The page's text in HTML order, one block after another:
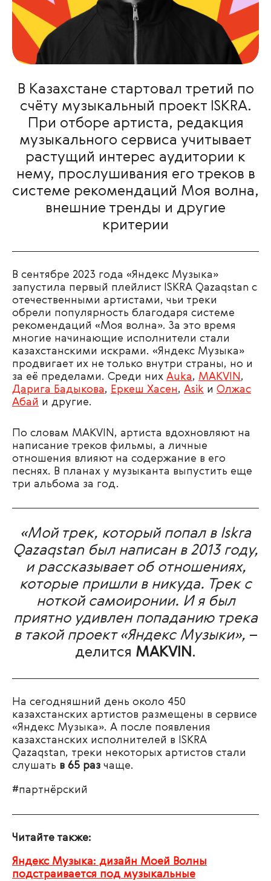
В Казахстане стартовал третий по
счёту музыкальный проект ISKRA.
При отборе артиста, редакция
музыкального сервиса учитывает
растущий интерес аудитории к
нему, прослушивания его треков в
системе рекомендаций Моя волна,
внешние тренды и другие
критерии
В сентябре 2023 года «Яндекс Музыка»
запустила первый плейлист ISKRA Qazaqstan с
отечественными артистами, чьи треки
обрели популярность благодаря системе
рекомендаций «Моя волна». За это время
многие начинающие исполнители стали
казахстанскими искрами. «Яндекс Музыка»
продвигает их не только внутри страны, но и
за её пределами. Среди них Auka, MAKVIN ,
Дарига Бадыкова, Еркеш Хасен, Asik и Олжас
Абай и другие.
По словам MAKVIN, артиста вдохновляют на
написание треков фильмы, а личные
отношения влияют на содержание в его
песнях. В планах у музыканта выпустить еще
три альбома за год.
«Мой трек, который попал в Iskra
Qazaqstan был написан в 2013 году,
и рассказывает об отношениях,
которые пришли в никуда. Трек с
ноткой самоиронии. И я был
приятно удивлен попаданию трека
в такой проект «Яндекс Музыки», –
делится MAKVIN.
На сегодняшний день около 450
казахстанских артистов размещены в сервисе
«Яндекс Музыка». А после появления
казахстанских исполнителей в
ISKRA
Qazaqstan, треки некоторых артистов стали
слушать в 65 раз чаще.
#партнёрский
Читайте также:
Яндекс Музыка: дизайн Моей Волны
подстраивается под музыкальные